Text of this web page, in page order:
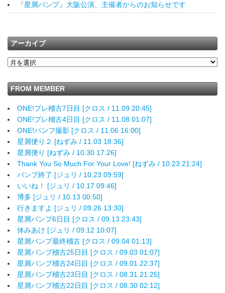
『星屑バンプ』大阪公演、主催者からのお知らせです
アーカイブ
FROM MEMBER
ONE!プレ稽古7日目 [クロス / 11.09 20:45]
ONE!プレ稽古4日目 [クロス / 11.08 01:07]
ONE!パンフ撮影 [クロス / 11.06 16:00]
星屑便り２ [ねずみ / 11.03 18:36]
星屑便り [ねずみ / 10.30 17:26]
Thank You So Much For Your Love! [ねずみ / 10.23 21:24]
バンプ終了 [ジュリ / 10.23 09:59]
いいね！ [ジュリ / 10.17 09:46]
博多 [ジュリ / 10.13 00:50]
行きますよ [ジュリ / 09.26 13:30]
星屑バンプ6日目 [クロス / 09.13 23:43]
休みあけ [ジュリ / 09.12 10:07]
星屑バンプ最終稽古 [クロス / 09.04 01:13]
星屑バンプ稽古25日目 [クロス / 09.03 01:07]
星屑バンプ稽古24日目 [クロス / 09.01 22:37]
星屑バンプ稽古23日目 [クロス / 08.31 21:25]
星屑バンプ稽古22日目 [クロス / 08.30 02:12]